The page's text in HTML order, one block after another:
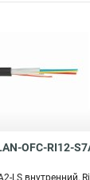
OFC-RI12-
LS внутренний,